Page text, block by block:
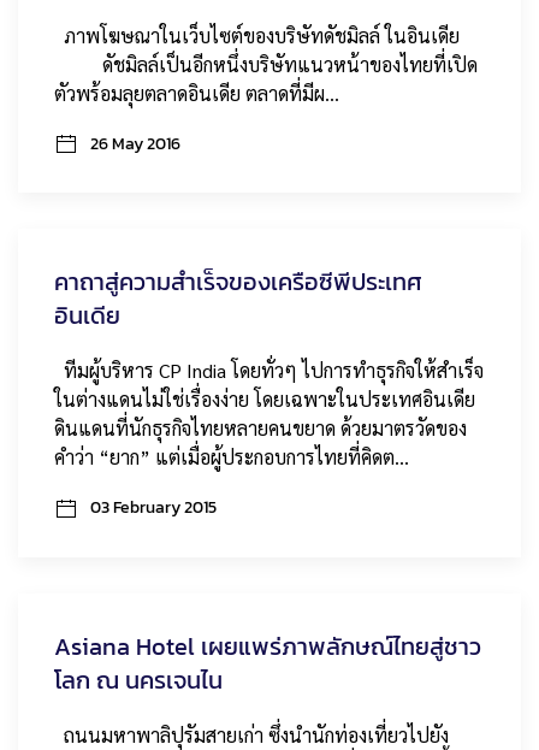
ภาพโฆษณาในเว็บไซต์ของบริษัทดัชมิลล์ ในอินเดีย
ดัชมิลล์เป็นอีกหนึ่งบริษัทแนวหน้าของไทยที่เปิด
ตัวพร้อมลุยตลาดอินเดีย ตลาดที่มีผ…
26 May 2016
คาถาสู่ความสำเร็จของเครือซีพีประเทศ
อินเดีย
ทีมผู้บริหาร CP India โดยทั่วๆ ไปการทำธุรกิจให้สำเร็จ
ในต่างแดนไม่ใช่เรื่องง่าย โดยเฉพาะในประเทศอินเดีย
ดินแดนที่นักธุรกิจไทยหลายคนขยาด ด้วยมาตรวัดของ
คำว่า “ยาก” แต่เมื่อผู้ประกอบการไทยที่คิดต…
03 February 2015
Asiana Hotel เผยแพร่ภาพลักษณ์ไทยสู่ชาว
โลก ณ นครเจนไน
ถนนมหาพาลิปุรัมสายเก่า ซึ่งนำนักท่องเที่ยวไปยัง